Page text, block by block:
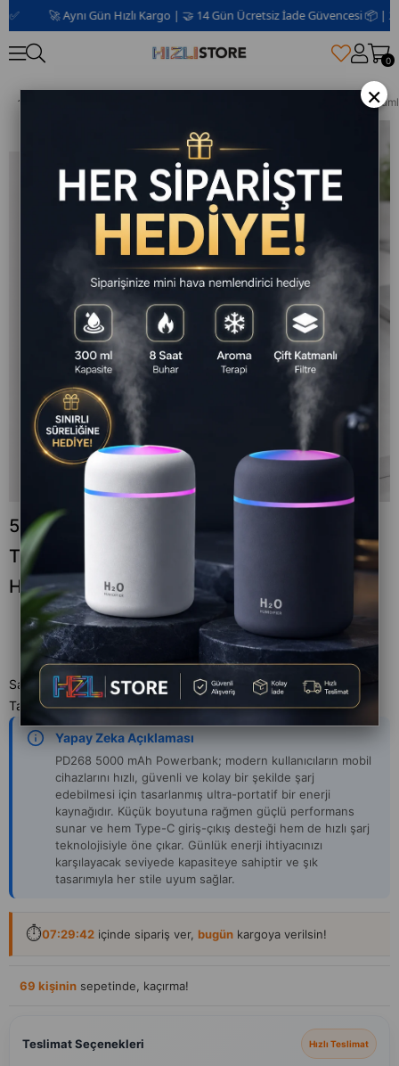
🚀 Aynı Gün Hızlı Kargo | 🤝 14 Gün Ücretsiz İade Güvencesi 📦 | 2 Yıl
0
5,000 mAh Powerbank Taşınabilir Hızlı Şarj,
Type-C Uyumlu Kompak Güçlü Performans
Hafif
Satıcı
ProTech
Tahmini Teslim Süresi : Aynı Gün
Yapay Zeka Açıklaması
PD268 5000 mAh Powerbank; modern kullanıcıların mobil
cihazlarını hızlı, güvenli ve kolay bir şekilde şarj
edebilmesi için tasarlanmış ultra-portatif bir enerji
kaynağıdır. Küçük boyutuna rağmen güçlü performans
sunar ve hem Type-C giriş-çıkış desteği hem de hızlı şarj
teknolojisiyle öne çıkar. Günlük enerji ihtiyacınızı
karşılayacak seviyede kapasiteye sahiptir ve şık
tasarımıyla her stile uyum sağlar.
⏱️07:29:41içinde sipariş ver, bugünkargoya verilsin!
Son 1 günde109 kişi ziyaret etti
Teslimat Seçenekleri Hızlı Teslimat
×